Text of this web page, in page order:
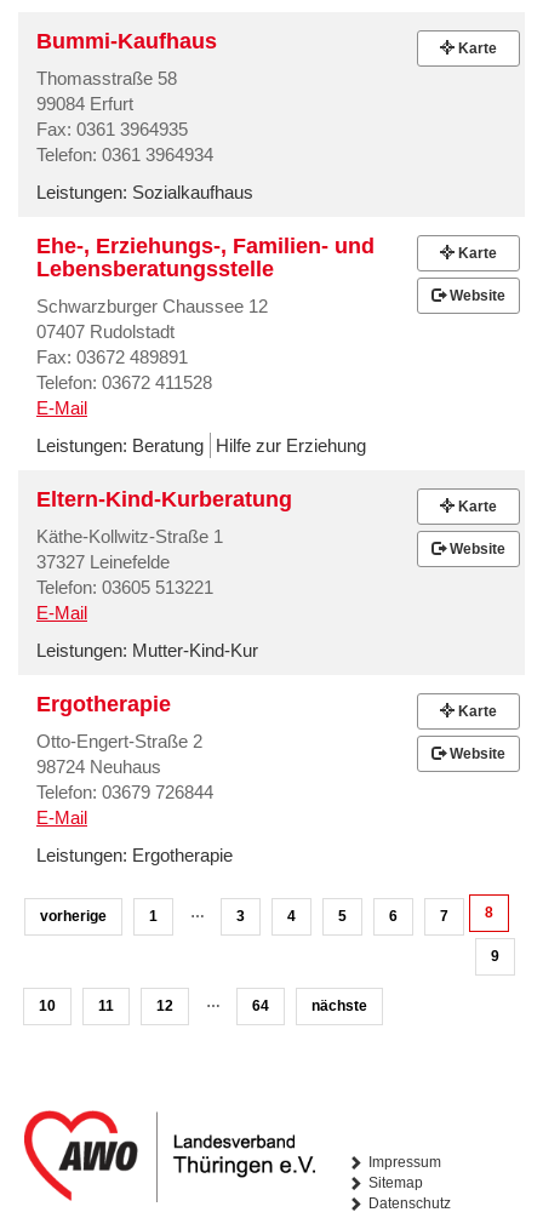
Bummi-Kaufhaus
Thomasstraße 58
99084 Erfurt
Fax: 0361 3964935
Telefon: 0361 3964934
Leistungen: Sozialkaufhaus
Karte
Ehe-, Erziehungs-, Familien- und
Lebensberatungsstelle
Schwarzburger Chaussee 12
07407 Rudolstadt
Fax: 03672 489891
Telefon: 03672 411528
E-Mail
Leistungen: Beratung Hilfe zur Erziehung
Karte
Website
Eltern-Kind-Kurberatung
Käthe-Kollwitz-Straße 1
37327 Leinefelde
Telefon: 03605 513221
E-Mail
Leistungen: Mutter-Kind-Kur
Karte
Website
Ergotherapie
Otto-Engert-Straße 2
98724 Neuhaus
Telefon: 03679 726844
E-Mail
Leistungen: Ergotherapie
Karte
Website
vorherige 1 … 3 4 5 6 7 8
9
10 11 12 … 64 nächste
Impressum
Sitemap
Datenschutz